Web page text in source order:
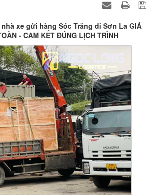
xe gửi hàng Sóc Trăng đi Sơn La GIÁ
- CAM KẾT ĐÚNG LỊCH TRÌNH